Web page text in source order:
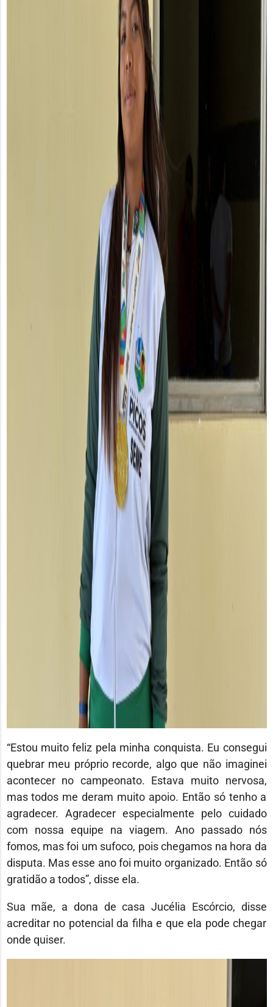
“Estou muito feliz pela minha conquista. Eu consegui
quebrar meu próprio recorde, algo que não imaginei
acontecer no campeonato. Estava muito nervosa,
mas todos me deram muito apoio. Então só tenho a
agradecer. Agradecer especialmente pelo cuidado
com nossa equipe na viagem. Ano passado nós
fomos, mas foi um sufoco, pois chegamos na hora da
disputa. Mas esse ano foi muito organizado. Então só
gratidão a todos”, disse ela.
Sua mãe, a dona de casa Jucélia Escórcio, disse
acreditar no potencial da filha e que ela pode chegar
onde quiser.